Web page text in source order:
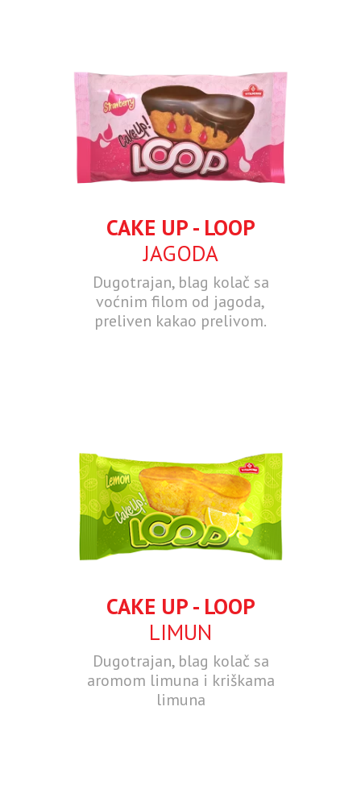
CAKE UP - LOOP
JAGODA
Dugotrajan, blag kolač sa
voćnim filom od jagoda,
preliven kakao prelivom.
CAKE UP - LOOP
LIMUN
Dugotrajan, blag kolač sa
aromom limuna i kriškama
limuna